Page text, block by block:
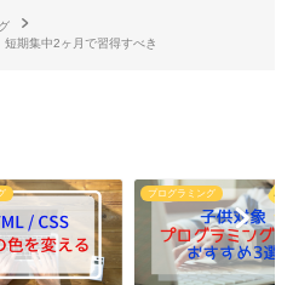
短期集中2ヶ月で習得すべき
プログラミング